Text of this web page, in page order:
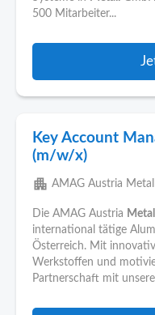
500 Mitarbeiter...
Key Account
(m/w/x)
apartment AMAG Austria
Die AMAG Austria Metall
international tätige
Österreich. Mit
Werkstoffen und
Partnerschaft mit